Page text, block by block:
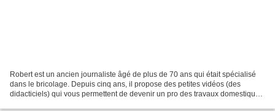
Robert est un ancien journaliste âgé de plus de 70 ans qui était spécialisé
dans le bricolage. Depuis cinq ans, il propose des petites vidéos (des
didacticiels) qui vous permettent de devenir un pro des travaux domestiques